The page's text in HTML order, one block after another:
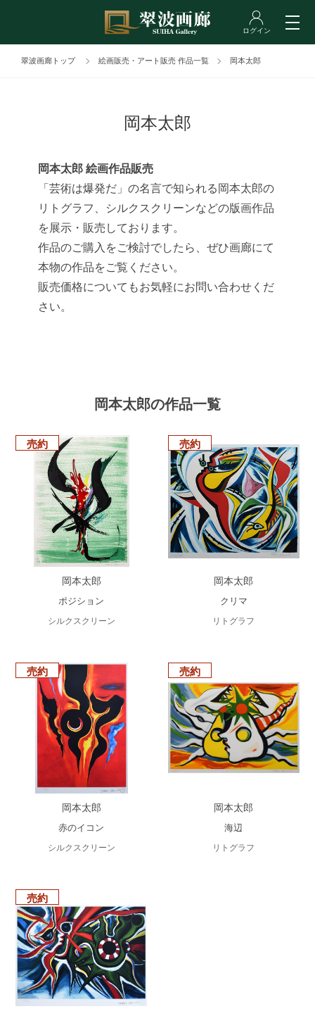
翠波画廊トップ 絵画販売・アート販売 作品一覧 岡本太郎
岡本太郎
岡本太郎 絵画作品販売
「芸術は爆発だ」の名言で知られる岡本太郎の
リトグラフ、シルクスクリーンなどの版画作品
を展示・販売しております。
作品のご購入をご検討でしたら、ぜひ画廊にて
本物の作品をご覧ください。
販売価格についてもお気軽にお問い合わせくだ
さい。
岡本太郎の作品一覧
売約
岡本太郎
ポジション
シルクスクリーン
売約
岡本太郎
クリマ
リトグラフ
売約
岡本太郎
赤のイコン
シルクスクリーン
売約
岡本太郎
海辺
リトグラフ
売約